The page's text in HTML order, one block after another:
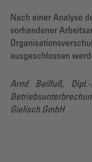
Nach einer Analyse
vorhandener
ausgeschlossen
Arnd Beilfuß,
Gielisch GmbH